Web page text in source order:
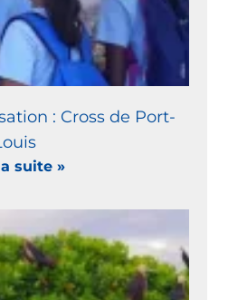
: Cross de Port-
suite »